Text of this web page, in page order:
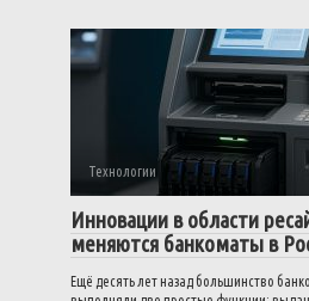
Технологии
Инновации в области
меняются банкоматы в
Ещё десять лет назад большинство